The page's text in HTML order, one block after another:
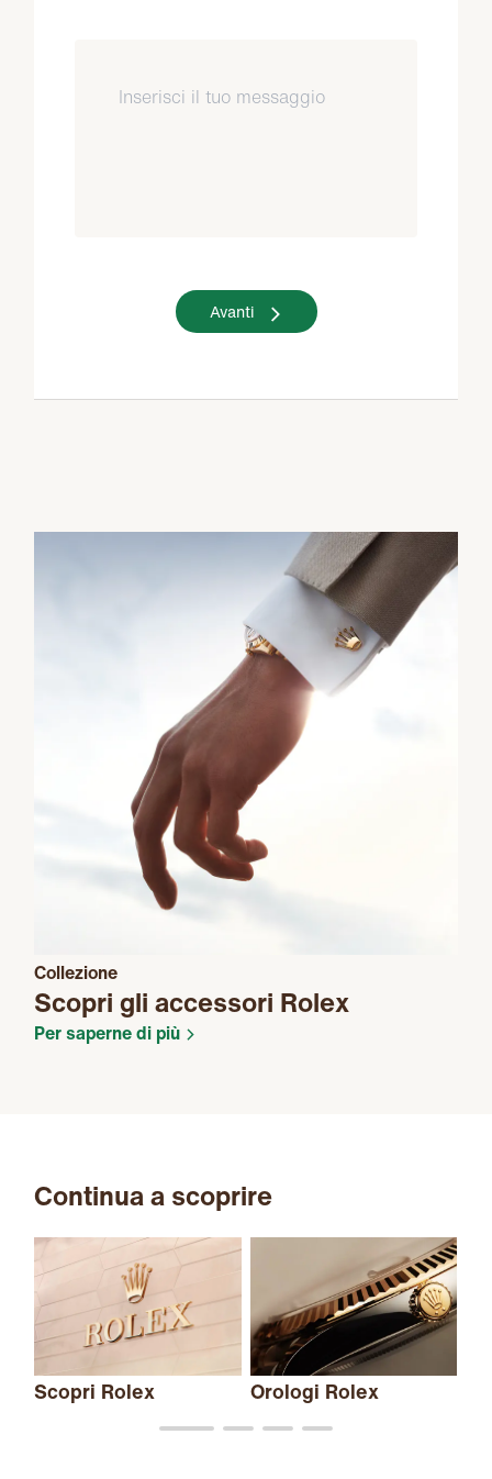
Avanti
Collezione
Scopri gli accessori Rolex
Per saperne di più
Continua a scoprire
Scopri Rolex Orologi Rolex